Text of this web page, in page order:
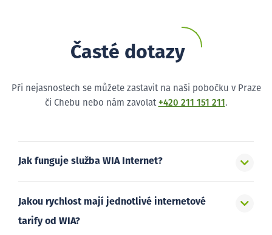
Časté dotazy
Při nejasnostech se můžete zastavit na naši pobočku v Praze
či Chebu nebo nám zavolat +420 211 151 211 .
Jak funguje služba WIA Internet?
Jakou rychlost mají jednotlivé internetové
tarify od WIA?